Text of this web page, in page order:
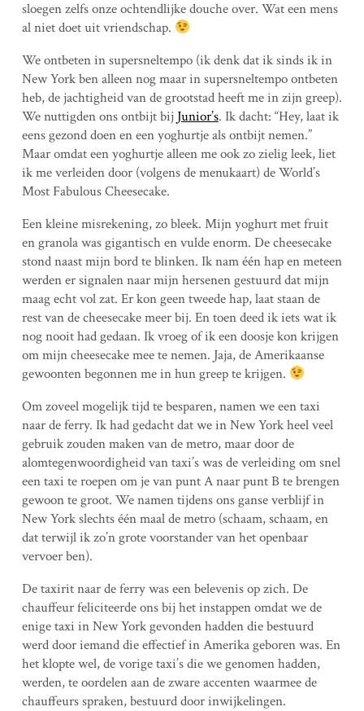
sloegen zelfs onze ochtendlijke douche over. Wat een mens
al niet doet uit vriendschap.
We ontbeten in supersneltempo (ik denk dat ik sinds ik in
New York ben alleen nog maar in supersneltempo ontbeten
heb, de jachtigheid van de grootstad heeft me in zijn greep).
We nuttigden ons ontbijt bij Junior’s. Ik dacht: “Hey, laat ik
eens gezond doen en een yoghurtje als ontbijt nemen.”
Maar omdat een yoghurtje alleen me ook zo zielig leek, liet
ik me verleiden door (volgens de menukaart) de World’s
Most Fabulous Cheesecake.
Een kleine misrekening, zo bleek. Mijn yoghurt met fruit
en granola was gigantisch en vulde enorm. De cheesecake
stond naast mijn bord te blinken. Ik nam één hap en meteen
werden er signalen naar mijn hersenen gestuurd dat mijn
maag echt vol zat. Er kon geen tweede hap, laat staan de
rest van de cheesecake meer bij. En toen deed ik iets wat ik
nog nooit had gedaan. Ik vroeg of ik een doosje kon krijgen
om mijn cheesecake mee te nemen. Jaja, de Amerikaanse
gewoonten begonnen me in hun greep te krijgen.
Om zoveel mogelijk tijd te besparen, namen we een taxi
naar de ferry. Ik had gedacht dat we in New York heel veel
gebruik zouden maken van de metro, maar door de
alomtegenwoordigheid van taxi’s was de verleiding om snel
een taxi te roepen om je van punt A naar punt B te brengen
gewoon te groot. We namen tijdens ons ganse verblijf in
New York slechts één maal de metro (schaam, schaam, en
dat terwijl ik zo’n grote voorstander van het openbaar
vervoer ben).
De taxirit naar de ferry was een belevenis op zich. De
chauffeur feliciteerde ons bij het instappen omdat we de
enige taxi in New York gevonden hadden die bestuurd
werd door iemand die effectief in Amerika geboren was. En
het klopte wel, de vorige taxi’s die we genomen hadden,
werden, te oordelen aan de zware accenten waarmee de
chauffeurs spraken, bestuurd door inwijkelingen.